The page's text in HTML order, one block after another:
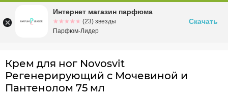
Омскул. Заозерная, 11, к. 1
Крем для ног Novosvit
Регенерирующий с Мочевиной и
Пантенолом 75 мл
Интернет магазин парфюма
☆☆☆☆☆
★★★★★ (23) звезды
Парфюм-Лидер
Скачать